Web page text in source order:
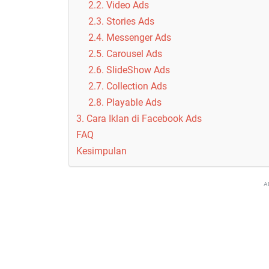
2.2. Video Ads
2.3. Stories Ads
2.4. Messenger Ads
2.5. Carousel Ads
2.6. SlideShow Ads
2.7. Collection Ads
2.8. Playable Ads
3. Cara Iklan di Facebook Ads
FAQ
Kesimpulan